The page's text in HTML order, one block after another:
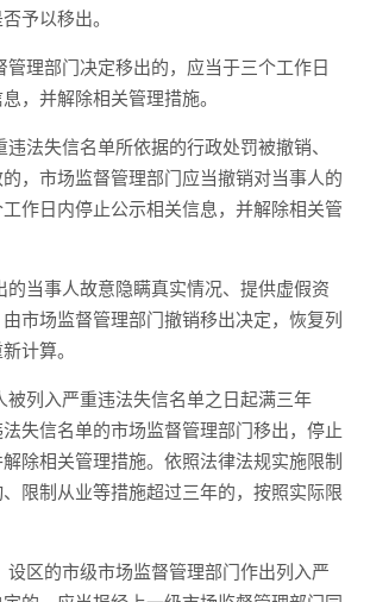
予以移出。
管理部门决定移出的，应当于三个工作日
，并解除相关管理措施。
法失信名单所依据的行政处罚被撤销、
，市场监督管理部门应当撤销对当事人的
作日内停止公示相关信息，并解除相关管
的当事人故意隐瞒真实情况、提供虚假资
市场监督管理部门撤销移出决定，恢复列
计算。
被列入严重违法失信名单之日起满三年
失信名单的市场监督管理部门移出，停止
除相关管理措施。依照法律法规实施限制
限制从业等措施超过三年的，按照实际限
设区的市级市场监督管理部门作出列入严